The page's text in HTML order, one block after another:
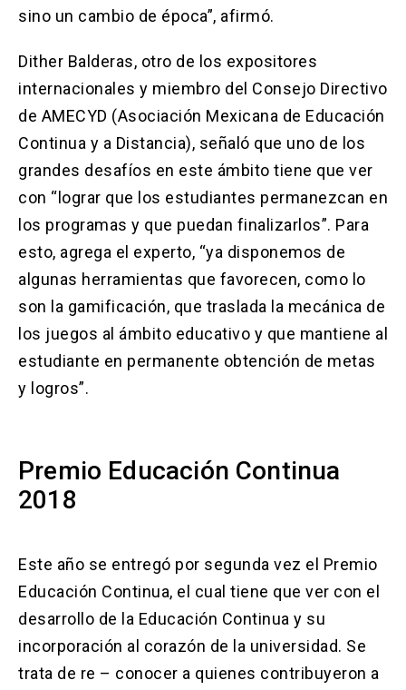
sino un cambio de época”, afirmó.
Dither Balderas, otro de los expositores
internacionales y miembro del Consejo Directivo
de AMECYD (Asociación Mexicana de Educación
Continua y a Distancia), señaló que uno de los
grandes desafíos en este ámbito tiene que ver
con “lograr que los estudiantes permanezcan en
los programas y que puedan finalizarlos”. Para
esto, agrega el experto, “ya disponemos de
algunas herramientas que favorecen, como lo
son la gamificación, que traslada la mecánica de
los juegos al ámbito educativo y que mantiene al
estudiante en permanente obtención de metas
y logros”.
Premio Educación Continua
2018
Este año se entregó por segunda vez el Premio
Educación Continua, el cual tiene que ver con el
desarrollo de la Educación Continua y su
incorporación al corazón de la universidad. Se
trata de re – conocer a quienes contribuyeron a